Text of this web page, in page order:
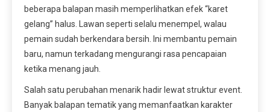
beberapa balapan masih memperlihatkan efek “karet
gelang” halus. Lawan seperti selalu menempel, walau
pemain sudah berkendara bersih. Ini membantu pemain
baru, namun terkadang mengurangi rasa pencapaian
ketika menang jauh.
Salah satu perubahan menarik hadir lewat struktur event.
Banyak balapan tematik yang memanfaatkan karakter